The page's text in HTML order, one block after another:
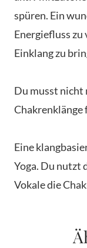
spüren. Ein
Energiefluss zu
Einklang zu
Du musst nicht
Chakrenklänge
Eine
Yoga. Du nutzt
Vokale die